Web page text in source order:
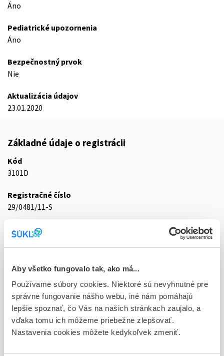
Aby všetko fungovalo tak, ako má...
Používame súbory cookies. Niektoré sú nevyhnutné pre
správne fungovanie nášho webu, iné nám pomáhajú
lepšie spoznať, čo Vás na našich stránkach zaujalo, a
vďaka tomu ich môžeme priebežne zlepšovať.
Nastavenia cookies môžete kedykoľvek zmeniť.
Áno
Pediatrické upozornenia
Áno
Bezpečnostný prvok
Nie
Aktualizácia údajov
23.01.2020
Základné údaje o registrácii
Kód
3101D
Registračné číslo
29/0481/11-S
Doplnok
gel 1x180 g (tuba LDPE/Al/HDPE s odkláp.uzáver.)
D - Registrácia bez obmedzenia platnosti
Typ registračnej procedúry
Národná
Držiteľ, krajina